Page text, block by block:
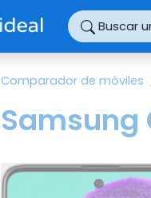
Buscar
Comparador de móviles
Samsung